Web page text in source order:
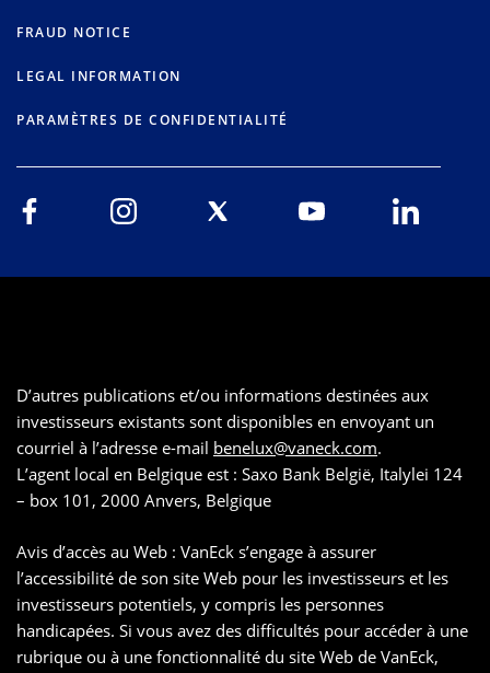
FRAUD NOTICE
LEGAL INFORMATION
PARAMÈTRES DE CONFIDENTIALITÉ
D’autres publications et/ou informations destinées aux
investisseurs existants sont disponibles en envoyant un
courriel à l’adresse e-mail benelux@vaneck.com.
L’agent local en Belgique est : Saxo Bank België, Italylei 124
– box 101, 2000 Anvers, Belgique
Avis d’accès au Web : VanEck s’engage à assurer
l’accessibilité de son site Web pour les investisseurs et les
investisseurs potentiels, y compris les personnes
handicapées. Si vous avez des difficultés pour accéder à une
rubrique ou à une fonctionnalité du site Web de VanEck,